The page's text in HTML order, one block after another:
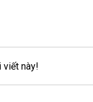
viết này!